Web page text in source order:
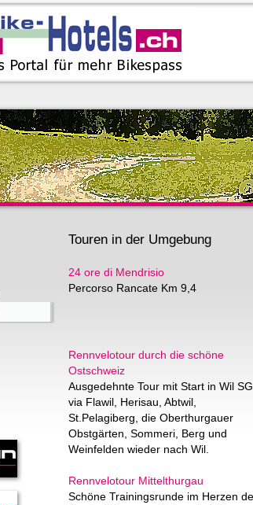
Touren in der Umgebung
24 ore di Mendrisio
Percorso Rancate Km 9,4
Rennvelotour durch die schöne
Ostschweiz
Ausgedehnte Tour mit Start in Wil SG
via Flawil, Herisau, Abtwil,
St.Pelagiberg, die Oberthurgauer
Obstgärten, Sommeri, Berg und
Weinfelden wieder nach Wil.
Rennvelotour Mittelthurgau
Schöne Trainingsrunde im Herzen